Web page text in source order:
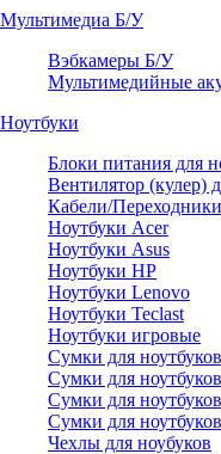
Мультимедиа Б/У
Вэбкамеры Б/У
Мультимедийные
Ноутбуки
Блоки питания для
Вентилятор (кулер)
Кабели/Переходники
Ноутбуки Acer
Ноутбуки Asus
Ноутбуки HP
Ноутбуки Lenovo
Ноутбуки Teclast
Ноутбуки игровые
Сумки для
Сумки для
Сумки для
Сумки для
Чехлы для ноубуков